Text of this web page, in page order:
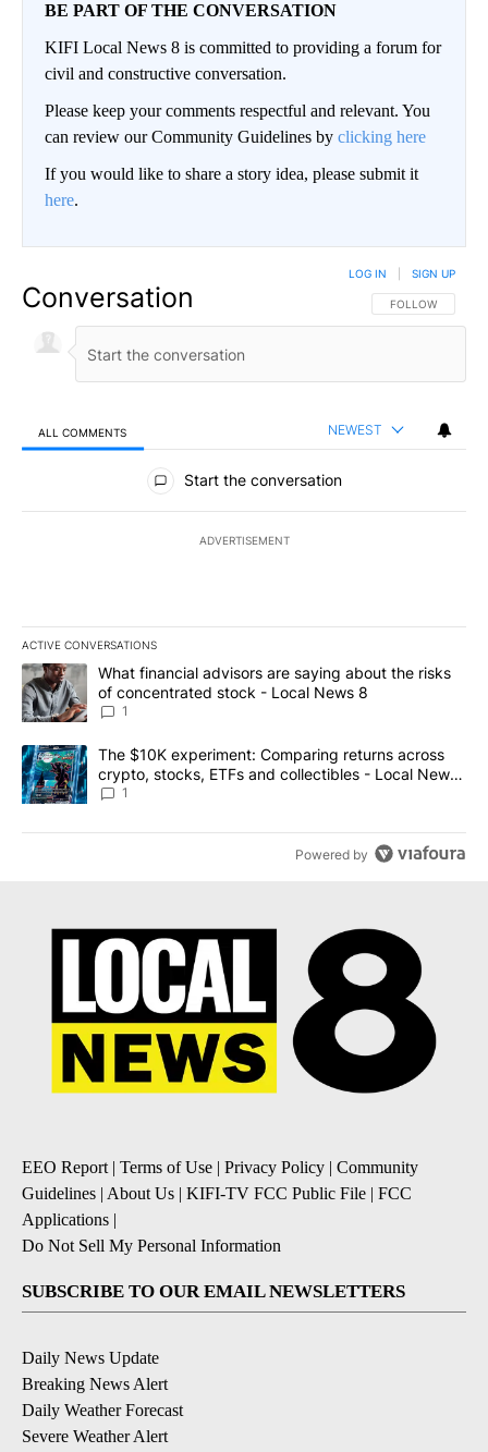
BE PART OF THE CONVERSATION
KIFI Local News 8 is committed to providing a forum for
civil and constructive conversation.
Please keep your comments respectful and relevant. You
can review our Community Guidelines by clicking here
If you would like to share a story idea, please submit it
here.
Conversation FOLLOW THIS
FOLLOW
LOG IN SIGN UP
ALL COMMENTS NEWEST
All Comments
Start the conversation
ADVERTISEMENT
ACTIVE CONVERSATIONS
The following is a list of the most commented articles in the last
A trending article titled "What financial advisors are saying
What financial advisors are saying about the risks
of concentrated stock - Local News 8
1
A trending article titled "The $10K experiment: Comparing
The $10K experiment: Comparing returns across
crypto, stocks, ETFs and collectibles - Local News
8
1
Powered by
EEO Report | Terms of Use | Privacy Policy | Community
Guidelines | About Us | KIFI-TV FCC Public File | FCC
Applications |
Do Not Sell My Personal Information
SUBSCRIBE TO OUR EMAIL NEWSLETTERS
Daily News Update
Breaking News Alert
Daily Weather Forecast
Severe Weather Alert